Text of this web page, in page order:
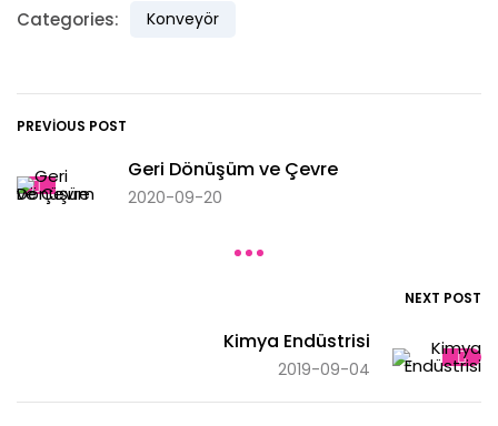
Categories: Konveyör
PREVIOUS POST
Geri Dönüşüm ve Çevre
2020-09-20
NEXT POST
Kimya Endüstrisi
2019-09-04